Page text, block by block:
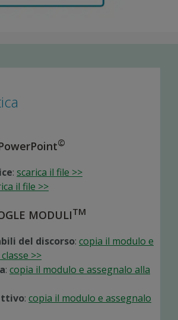
©
: scarica il file >>
il file >>
MODULITM
del discorso: copia il modulo e
>>
: copia il modulo e assegnalo alla
: copia il modulo e assegnalo